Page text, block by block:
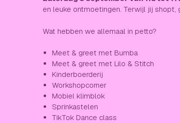
en leuke ontmoetingen. Terwijl jij
Wat hebben we allemaal in petto?
Meet & greet met Bumba
Meet & greet met Lilo & Stitch
Kinderboerderij
Workshopcorner
Mobiel klimblok
Sprinkastelen
TikTok Dance class